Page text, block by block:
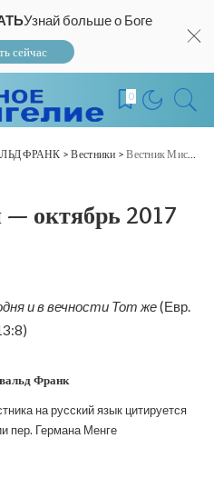
Узнай больше о Боге
сейчас
0
ФРАНК >Вестники >Вестник Миссии — октябрь 2017
октябрь 2017
и в вечности Тот же(Евр.
Франк
на русский язык цитируется
пер. Германа Менге